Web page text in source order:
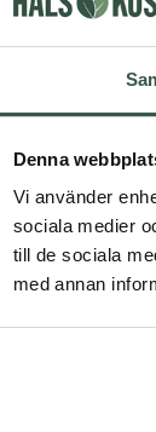
Denna
Vi använder
sociala medier
till de sociala
med annan